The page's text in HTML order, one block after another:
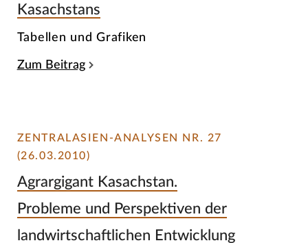
Kasachstans
Tabellen und Grafiken
Zum Beitrag
ZENTRALASIEN-ANALYSEN NR. 27
(26.03.2010)
Agrargigant Kasachstan.
Probleme und Perspektiven der
landwirtschaftlichen Entwicklung